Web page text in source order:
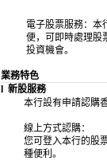
電子股票服務：本
便，可即時處理股
投資機會。
業務特色
l 新股服務
本行設有申請認購
線上方式認購：
您可登入本行的股
種便利。